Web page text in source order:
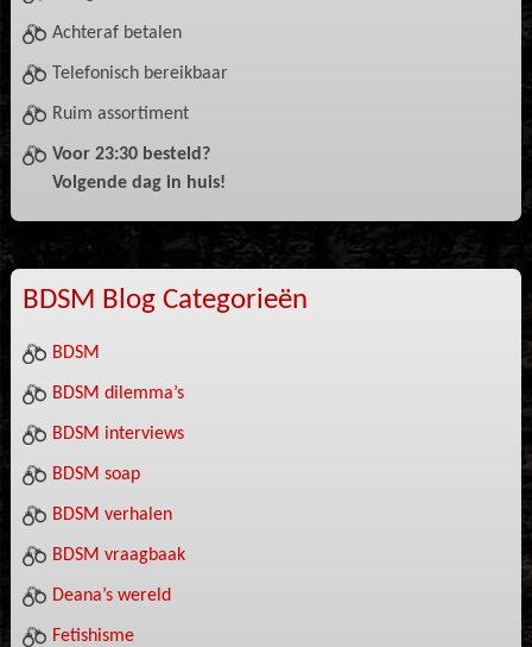
Achteraf betalen
Telefonisch bereikbaar
Ruim assortiment
Voor 23:30 besteld?
Volgende dag in huis!
BDSM Blog Categorieën
BDSM
BDSM dilemma’s
BDSM interviews
BDSM soap
BDSM verhalen
BDSM vraagbaak
Deana’s wereld
Fetishisme